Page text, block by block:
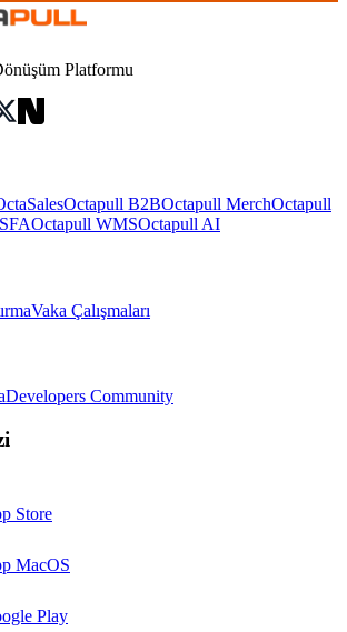
Platformu
Octapull B2BOctapull MerchOctapull
Octapull WMSOctapull AI
Vaka Çalışmaları
Developers Community
Store
MacOS
Play